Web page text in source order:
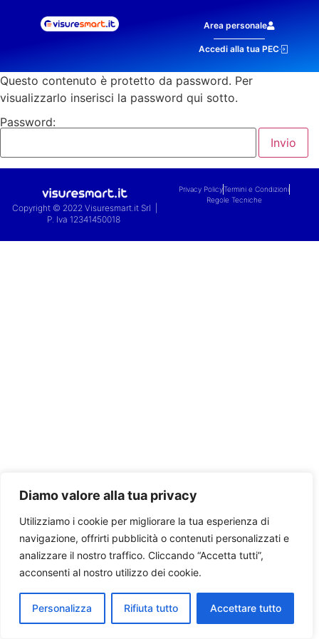
Diamo valore alla tua privacy
Utilizziamo i cookie per migliorare la tua esperienza di
navigazione, offrirti pubblicità o contenuti personalizzati e
analizzare il nostro traffico. Cliccando “Accetta tutti”,
acconsenti al nostro utilizzo dei cookie.
Personalizza Rifiuta tutto Accettare tutto
Area personale
Accedi alla tua PEC
Questo contenuto è protetto da password. Per
visualizzarlo inserisci la password qui sotto.
Password:
Copyright © 2022 Visuresmart.it Srl |
P. Iva 12341450018
Privacy PolicyTermini e Condizioni
Regole Tecniche